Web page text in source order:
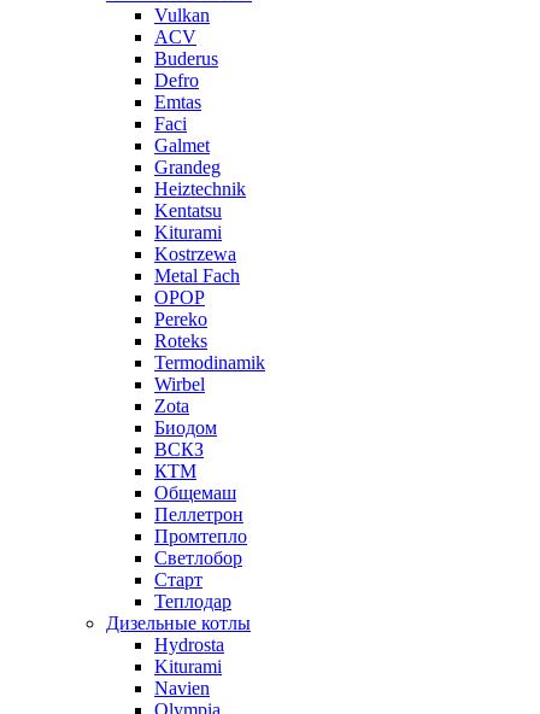
Vulkan
ACV
Buderus
Defro
Emtas
Faci
Galmet
Grandeg
Heiztechnik
Kentatsu
Kiturami
Kostrzewa
Metal Fach
OPOP
Pereko
Roteks
Termodinamik
Wirbel
Zota
Биодом
ВСКЗ
КТМ
Общемаш
Пеллетрон
Промтепло
Светлобор
Старт
Теплодар
Дизельные котлы
Hydrosta
Kiturami
Navien
Olympia